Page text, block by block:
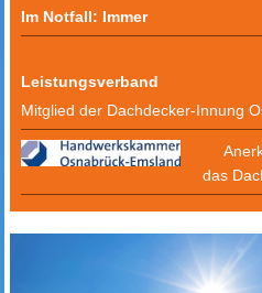
Im Notfall: Immer
Leistungsverband
Mitglied der Dachdecker-Innung
das